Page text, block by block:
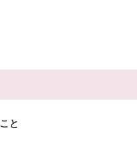
と